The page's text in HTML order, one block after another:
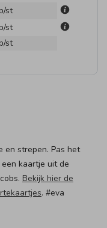
p/st
st
p/st
en strepen. Pas het
kaartje uit de
Bekijk hier de
. #eva